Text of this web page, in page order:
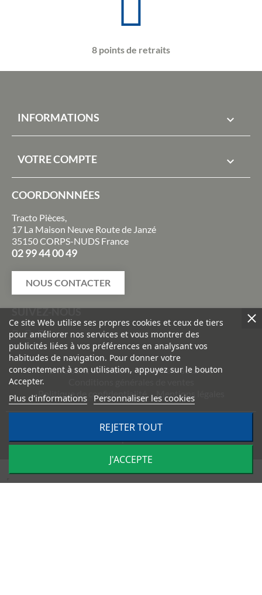
8 points de retraits
INFORMATIONS 
VOTRE COMPTE 
COORDONNNÉES
Tracto Pièces,
17 La Maison Neuve Route de Janzé
35150 CORPS-NUDS France
02 99 44 00 49
NOUS CONTACTER
SUIVEZ-NOUS
Livraisons et retours
Paiement sécurisé
Politique de confidentialité
Mentions légales
TRACTO PIÈCES - Conception & réalisation :
Impulsion
Ce site Web utilise ses propres cookies et ceux de tiers
pour améliorer nos services et vous montrer des
publicités liées à vos préférences en analysant vos
habitudes de navigation. Pour donner votre
consentement à son utilisation, appuyez sur le bouton
Accepter.
Plus d'informations Personnaliser les cookies
REJETER TOUT
J'ACCEPTE